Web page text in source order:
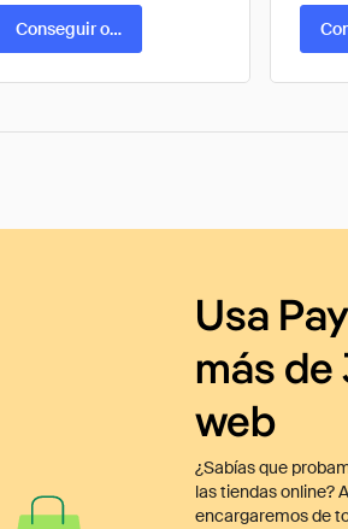
Conseguir oferta
Usa
más
web
¿Sabías que
las tiendas online?
encargaremos de